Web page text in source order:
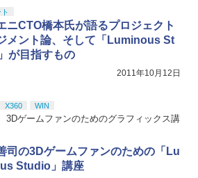
ニCTO橋本氏が語るプロジェクト
メント論、そして「Luminous St
が目指すもの
2011年10月12日
X360
WIN
3Dゲームファンのためのグラフィックス講
司の3Dゲームファンのための「Lu
Studio」講座